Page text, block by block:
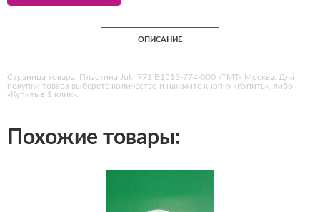
ОПИСАНИЕ
Страница товара: Пластина Juki 771 B1513-774-000 «ТМТ» Москва. Для
покупки товара выберете количество и нажмите кнопку «Купить», либо
«Купить в 1 клик».
Похожие товары: